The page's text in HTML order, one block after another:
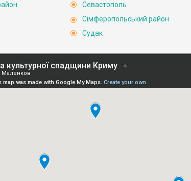
Севастополь
Сімферопольський район
Судак